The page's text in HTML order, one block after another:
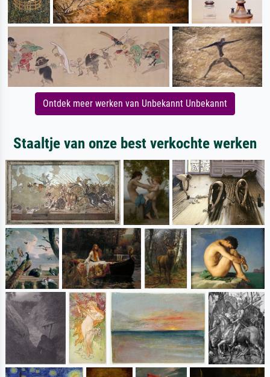
Ontdek meer werken van Unbekannt Unbekannt
Staaltje van onze best verkochte werken